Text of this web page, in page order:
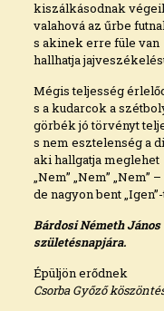
kiszálkásodnak
valahová az űrbe
s akinek erre füle van
hallhatja
Mégis teljesség
s a kudarcok a
görbék jó törvényt
s nem esztelenség a
aki hallgatja meglehet
„Nem” „Nem” „Nem”
de nagyon bent
Bárdosi Németh János
születésnapjára.
Épüljön erődnek
Csorba Győző